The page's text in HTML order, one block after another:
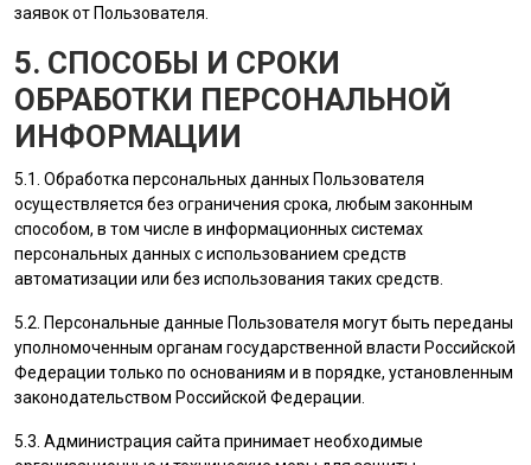
заявок от Пользователя
5. СПОСОБЫ И СРОКИ
ОБРАБОТКИ ПЕРСОНАЛЬНОЙ
ИНФОРМАЦИИ
5.1. Обработка персональных данных Пользователя
осуществляется без ограничения срока, любым законным
способом, в том числе в информационных системах
персональных данных с использованием средств
автоматизации или без использования таких средств.
5.2. Персональные данные Пользователя могут быть переданы
уполномоченным органам государственной власти Российской
Федерации только по основаниям и в порядке, установленным
законодательством Российской Федерации.
5.3. Администрация сайта принимает необходимые